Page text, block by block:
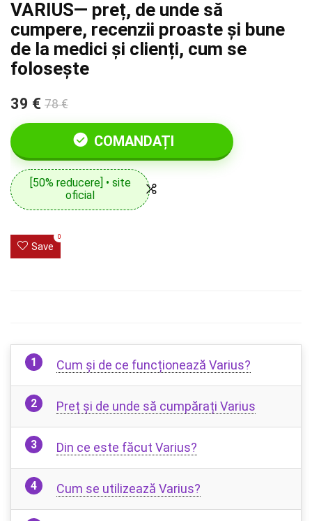
VARIUS— preț, de unde să
cumpere, recenzii proaste și bune
de la medici și clienți, cum se
folosește
39 € 78 €
COMANDAȚI
[50% reducere] • site
oficial
Save
0
Cum și de ce funcționează Varius?
Preț și de unde să cumpărați Varius
Din ce este făcut Varius?
Cum se utilizează Varius?